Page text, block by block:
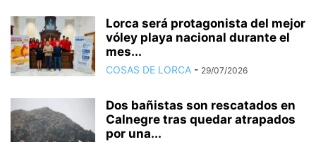
Lorca será protagonista del mejor
vóley playa nacional durante el
mes...
COSAS DE LORCA - 29/07/2026
Dos bañistas son rescatados en
Calnegre tras quedar atrapados
por una...